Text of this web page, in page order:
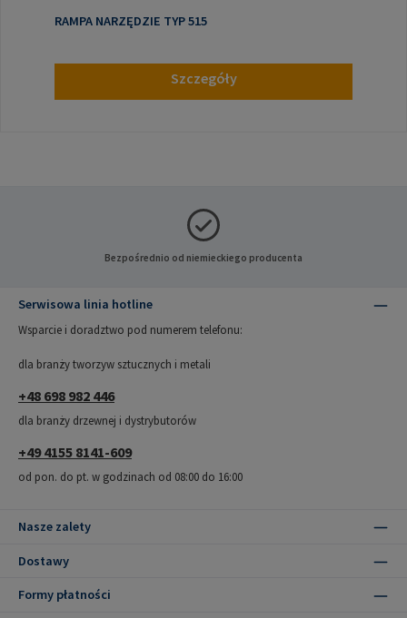
RAMPA NARZĘDZIE TYP 515
Szczegóły
Bezpośrednio od niemieckiego producenta
Serwisowa linia hotline
Wsparcie i doradztwo pod numerem telefonu:
dla branży tworzyw sztucznych i metali
+48 698 982 446
dla branży drzewnej i dystrybutorów
+49 4155 8141-609
od pon. do pt. w godzinach od 08:00 do 16:00
Nasze zalety
Dostawy
Formy płatności